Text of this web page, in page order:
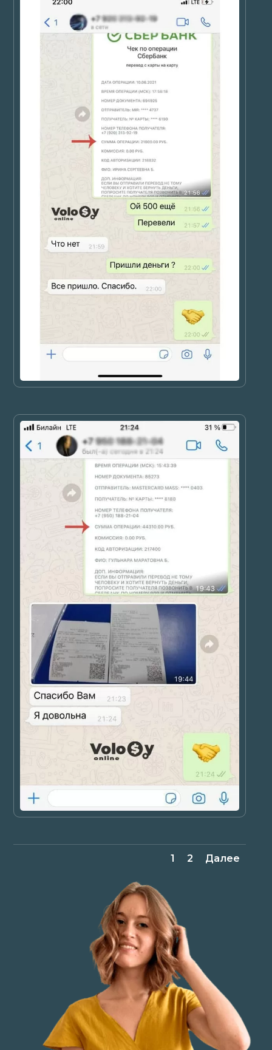
1 2 Далее